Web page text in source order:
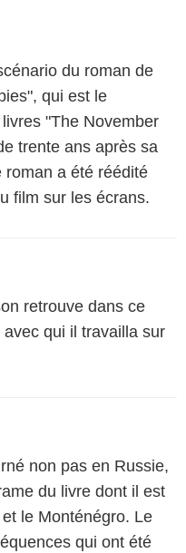
du roman de
qui est le
"The November
trente ans après sa
roman a été réédité
film sur les écrans.
retrouve dans ce
qui il travailla sur
non pas en Russie,
du livre dont il est
le Monténégro. Le
qui ont été